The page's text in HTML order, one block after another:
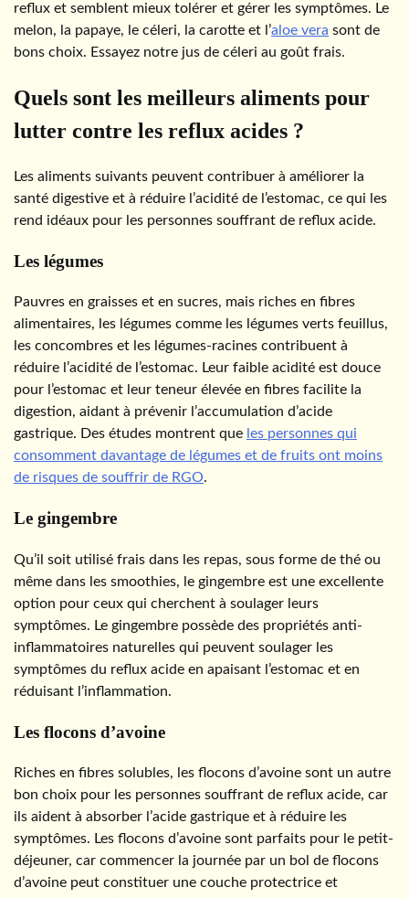
reflux et semblent mieux tolérer et gérer les symptômes. Le
melon, la papaye, le céleri, la carotte et l’aloe vera sont de
bons choix. Essayez notre jus de céleri au goût frais.
Quels sont les meilleurs aliments pour
lutter contre les reflux acides ?
Les aliments suivants peuvent contribuer à améliorer la
santé digestive et à réduire l’acidité de l’estomac, ce qui les
rend idéaux pour les personnes souffrant de reflux acide.
Les légumes
Pauvres en graisses et en sucres, mais riches en fibres
alimentaires, les légumes comme les légumes verts feuillus,
les concombres et les légumes-racines contribuent à
réduire l’acidité de l’estomac. Leur faible acidité est douce
pour l’estomac et leur teneur élevée en fibres facilite la
digestion, aidant à prévenir l’accumulation d’acide
gastrique. Des études montrent que les personnes qui
consomment davantage de légumes et de fruits ont moins
de risques de souffrir de RGO.
Le gingembre
Qu’il soit utilisé frais dans les repas, sous forme de thé ou
même dans les smoothies, le gingembre est une excellente
option pour ceux qui cherchent à soulager leurs
symptômes. Le gingembre possède des propriétés anti-
inflammatoires naturelles qui peuvent soulager les
symptômes du reflux acide en apaisant l’estomac et en
réduisant l’inflammation.
Les flocons d’avoine
Riches en fibres solubles, les flocons d’avoine sont un autre
bon choix pour les personnes souffrant de reflux acide, car
ils aident à absorber l’acide gastrique et à réduire les
symptômes. Les flocons d’avoine sont parfaits pour le petit-
déjeuner, car commencer la journée par un bol de flocons
d’avoine peut constituer une couche protectrice et